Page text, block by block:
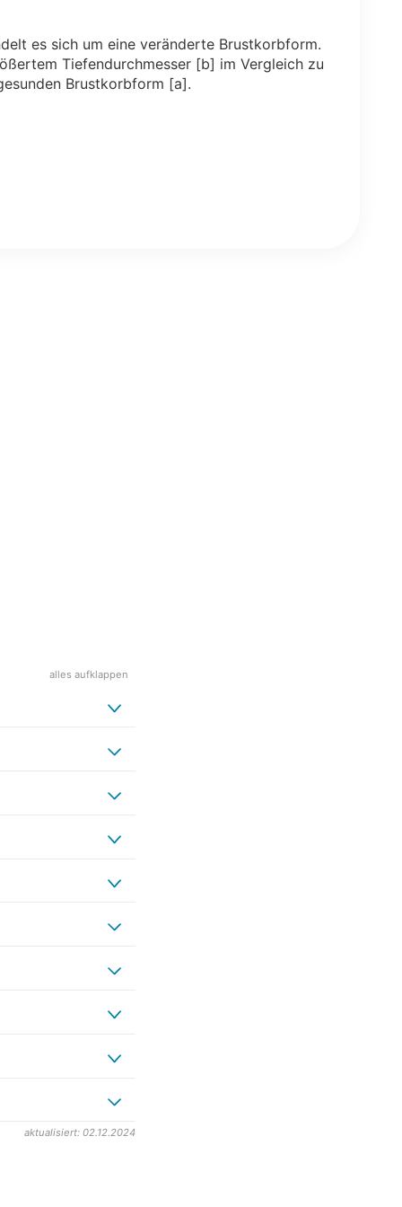
es sich um eine veränderte Brustkorbform.
Tiefendurchmesser [b] im Vergleich zu
Brustkorbform [a].
alles aufklappen
aktualisiert: 02.12.2024